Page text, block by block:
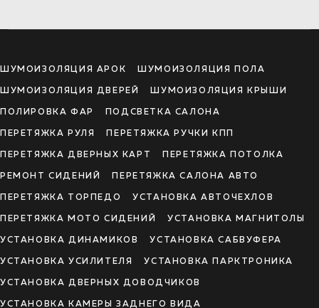
ШУМОИЗОЛЯЦИЯ АРОК ШУМОИЗОЛЯЦИЯ ПОЛА
ШУМОИЗОЛЯЦИЯ ДВЕРЕЙ ШУМОИЗОЛЯЦИЯ КРЫШИ
ПОЛИРОВКА ФАР ПОДСВЕТКА САЛОНА
ПЕРЕТЯЖКА РУЛЯ ПЕРЕТЯЖКА РУЧКИ КПП
ПЕРЕТЯЖКА ДВЕРНЫХ КАРТ ПЕРЕТЯЖКА ПОТОЛКА
РЕМОНТ СИДЕНИЙ ПЕРЕТЯЖКА САЛОНА АВТО
ПЕРЕТЯЖКА ТОРПЕДО УСТАНОВКА АВТОЧЕХЛОВ
ПЕРЕТЯЖКА МОТО СИДЕНИЙ УСТАНОВКА МАГНИТОЛЫ
УСТАНОВКА ДИНАМИКОВ УСТАНОВКА САБВУФЕРА
УСТАНОВКА УСИЛИТЕЛЯ УСТАНОВКА ПАРКТРОНИКА
УСТАНОВКА ДВЕРНЫХ ДОВОДЧИКОВ
УСТАНОВКА КАМЕРЫ ЗАДНЕГО ВИДА